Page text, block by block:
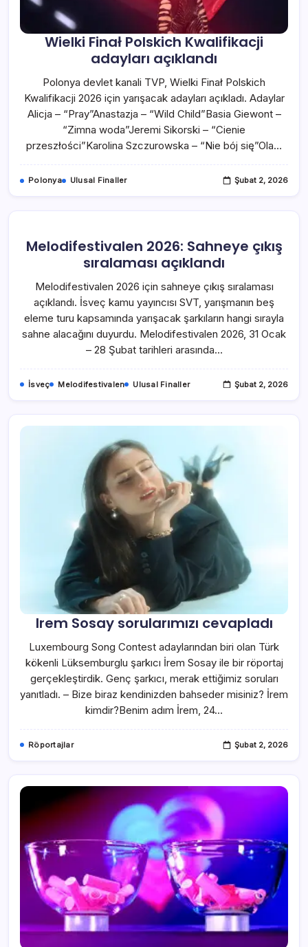
Wielki Finał Polskich Kwalifikacji
adayları açıklandı
Polonya devlet kanali TVP, Wielki Finał Polskich
Kwalifikacji 2026 için yarışacak adayları açıkladı. Adaylar
Alicja – “Pray”Anastazja – “Wild Child”Basia Giewont –
“Zimna woda”Jeremi Sikorski – “Cienie
przeszłości”Karolina Szczurowska – “Nie bój się”Ola…
Polonya Ulusal Finaller Şubat 2, 2026
Melodifestivalen 2026: Sahneye çıkış
sıralaması açıklandı
Melodifestivalen 2026 için sahneye çıkış sıralaması
açıklandı. İsveç kamu yayıncısı SVT, yarışmanın beş
eleme turu kapsamında yarışacak şarkıların hangi sırayla
sahne alacağını duyurdu. Melodifestivalen 2026, 31 Ocak
– 28 Şubat tarihleri arasında…
İsveç Melodifestivalen Ulusal Finaller Şubat 2, 2026
Irem Sosay sorularımızı cevapladı
Luxembourg Song Contest adaylarından biri olan Türk
kökenli Lüksemburglu şarkıcı İrem Sosay ile bir röportaj
gerçekleştirdik. Genç şarkıcı, merak ettiğimiz soruları
yanıtladı. – Bize biraz kendinizden bahseder misiniz? İrem
kimdir?Benim adım İrem, 24…
Röportajlar Şubat 2, 2026